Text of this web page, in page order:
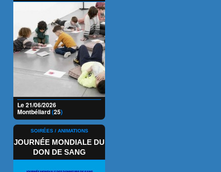
Le 21/06/2026
Montbéliard(25)
SOIRÉES / ANIMATIONS
JOURNÉE MONDIALE DU
DON DE SANG